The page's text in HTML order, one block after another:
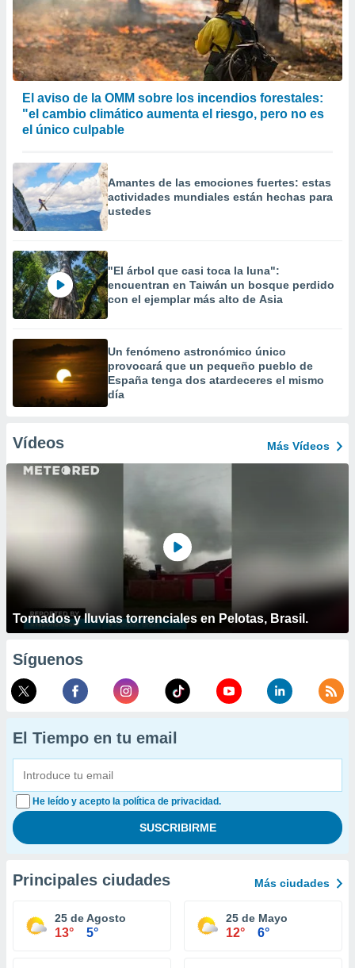
El aviso de la OMM sobre los incendios forestales:
"el cambio climático aumenta el riesgo, pero no es
el único culpable
Amantes de las emociones fuertes: estas
actividades mundiales están hechas para
ustedes
"El árbol que casi toca la luna":
encuentran en Taiwán un bosque perdido
con el ejemplar más alto de Asia
Un fenómeno astronómico único
provocará que un pequeño pueblo de
España tenga dos atardeceres el mismo
día
Vídeos Más Vídeos
Tornados y lluvias torrenciales en Pelotas, Brasil.
Síguenos
El Tiempo en tu email
He leído y acepto la política de privacidad.
Principales ciudades Más ciudades
25 de Agosto
13° 5°
25 de Mayo
12° 6°